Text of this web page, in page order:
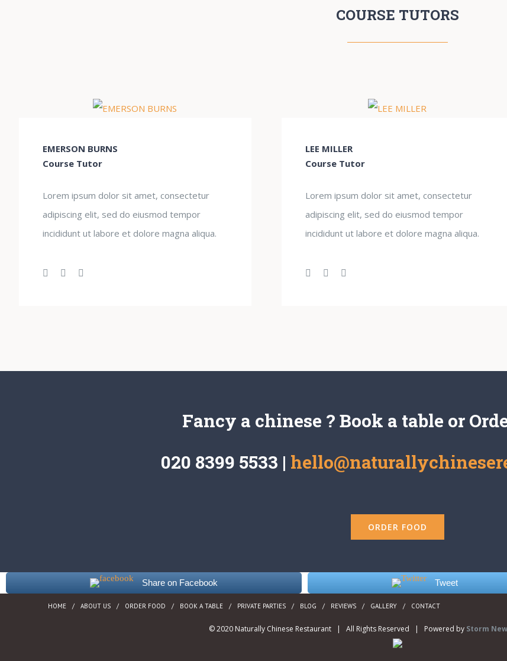
COURSE TUTORS
EMERSON BURNS
Course Tutor
Lorem ipsum dolor sit amet, consectetur
adipiscing elit, sed do eiusmod tempor
incididunt ut labore et dolore magna aliqua.
LEE MILLER
Course Tutor
Lorem ipsum dolor sit amet, consectetur
adipiscing elit, sed do eiusmod tempor
incididunt ut labore et dolore magna aliqua.
Fancy a chinese ? Book a table or
020 8399 5533 |
ORDER FOOD
Share on Facebook Tweet
HOME ABOUT US ORDER FOOD BOOK A TABLE PRIVATE PARTIES BLOG REVIEWS GALLERY CONTACT
© 2020 Naturally Chinese Restaurant | All Rights Reserved | Powered by Storm